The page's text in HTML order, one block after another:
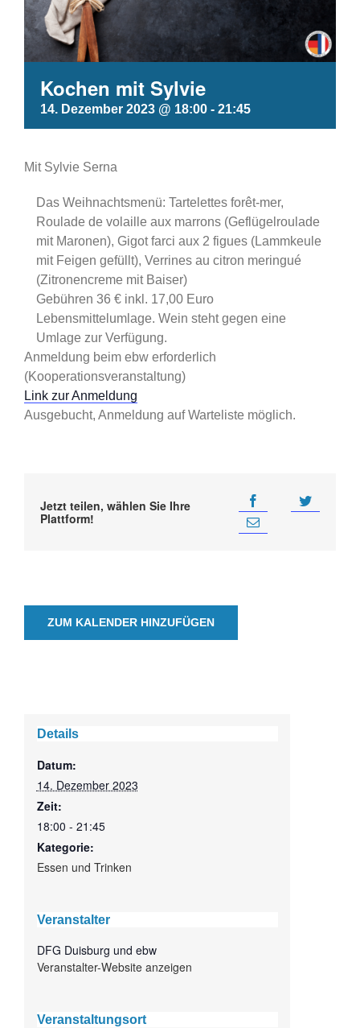
Kochen mit Sylvie
14. Dezember 2023 @ 18:00 - 21:45
Mit Sylvie Serna
Das Weihnachtsmenü: Tartelettes forêt-mer,
Roulade de volaille aux marrons (Geflügelroulade
mit Maronen), Gigot farci aux 2 figues (Lammkeule
mit Feigen gefüllt), Verrines au citron meringué
(Zitronencreme mit Baiser)
Gebühren 36 € inkl. 17,00 Euro
Lebensmittelumlage. Wein steht gegen eine
Umlage zur Verfügung.
Anmeldung beim ebw erforderlich
(Kooperationsveranstaltung)
Link zur Anmeldung
Ausgebucht, Anmeldung auf Warteliste möglich.
Jetzt teilen, wählen Sie Ihre
Plattform!
ZUM KALENDER HINZUFÜGEN
Details
Datum:
14. Dezember 2023
Zeit:
18:00 - 21:45
Kategorie:
Essen und Trinken
Veranstalter
DFG Duisburg und ebw
Veranstalter-Website anzeigen
Veranstaltungsort